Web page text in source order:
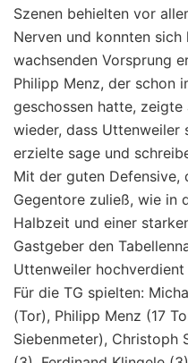
Szenen behielten vor
Nerven und konnten
wachsenden Vorsprung
Philipp Menz, der schon
geschossen hatte, zeigte
wieder, dass Uttenweiler
erzielte sage und
Mit der guten Defensive,
Gegentore zuließ, wie in
Halbzeit und einer
Gastgeber den
Uttenweiler
Für die TG spielten:
(Tor), Philipp Menz (17
Siebenmeter), Christoph